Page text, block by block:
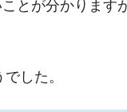
高位だった選手とは
とが分かります
した。